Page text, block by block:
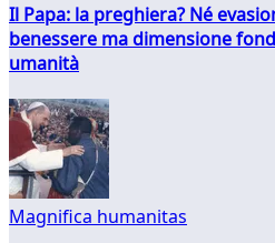
Il Papa: la preghiera? Né
benessere ma dimensione
umanità
Magnifica humanitas